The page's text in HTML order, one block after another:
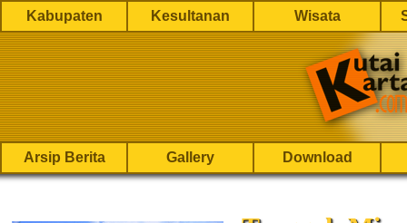
Kabupaten Kesultanan Wisata
Arsip Berita Gallery Download